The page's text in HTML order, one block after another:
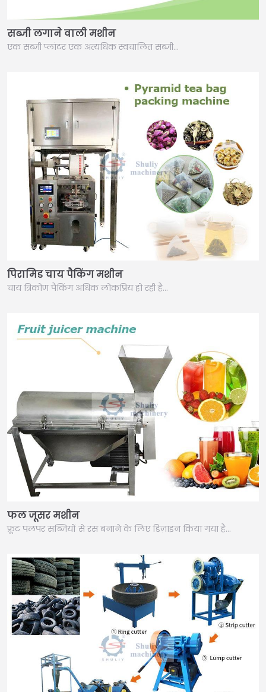
सब्जी लगाने वाली मशीन
एक सब्जी प्लांटर एक अत्यधिक स्वचालित सब्जी…
पिरामिड चाय पैकिंग मशीन
चाय त्रिकोण पैकिंग अधिक लोकप्रिय हो रही है…
फल जूसर मशीन
फ्रूट पलपर सब्जियों से रस बनाने के लिए डिज़ाइन किया गया है…